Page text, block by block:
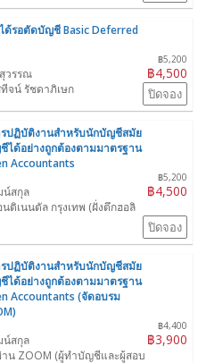
ด้รอตัดบัญชี Basic Deferred
฿5,200
฿4,500
วรรณ
จน์ รัชดาภิเษก
ปิดจอง
ปฏิบัติงานสำหรับนักบัญชีสมัย
ได้อย่างถูกต้องตามมาตรฐาน
Accountants
฿5,200
฿4,500
น์สกุล
ติเนนตัล กรุงเทพ (ฝั่งตึกฮอลิ
ปิดจอง
ปฏิบัติงานสำหรับนักบัญชีสมัย
ได้อย่างถูกต้องตามมาตรฐาน
Accountants (จัดอบรม
฿4,400
฿3,900
น์สกุล
น ZOOM (ผู้ทำบัญชีและผู้สอบ